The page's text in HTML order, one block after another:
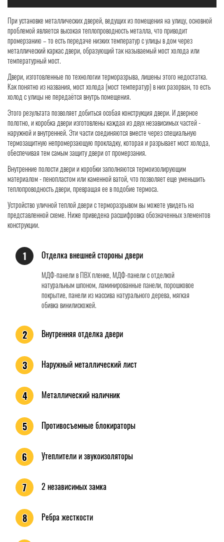
При установке металлических дверей, ведущих из помещения на улицу, основной
проблемой является высокая теплопроводность металла, что приводит
промерзанию – то есть передаче низких температур с улицы в дом через
металлический каркас двери, образующий так называемый мост холода или
температурный мост.
Двери, изготовленные по технологии терморазрыва, лишены этого недостатка.
Как понятно из названия, мост холода (мост температур) в них разорван, то есть
холод с улицы не передаётся внутрь помещения.
Этого результата позволяет добиться особая конструкция двери. И дверное
полотно, и коробка двери изготовлены каждая из двух независимых частей -
наружной и внутренней. Эти части соединяются вместе через специальную
термозащитную непромерзающую прокладку, которая и разрывает мост холода,
обеспечивая тем самым защиту двери от промерзания.
Внутренние полости двери и коробки заполняются термоизолирующим
материалом - пенопластом или каменной ватой, что позволяет еще уменьшить
теплопроводность двери, превращая ее в подобие термоса.
Устройство уличной теплой двери с терморазрывом вы можете увидеть на
представленной схеме. Ниже приведена расшифровка обозначенных элементов
конструкции.
1 Отделка внешней стороны двери
МДФ-панели в ПВХ пленке, МДФ-панели с отделкой
натуральным шпоном, ламинированные панели, порошковое
покрытие, панели из массива натурального дерева, мягкая
обивка винилискожей.
2 Внутренняя отделка двери
3 Наружный металлический лист
4 Металлический наличник
5 Противосъемные блокираторы
6 Утеплители и звукоизоляторы
7 2 независимых замка
8 Ребра жесткости